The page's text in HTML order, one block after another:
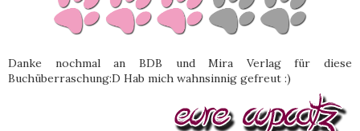
Danke nochmal an BDB und Mira Verlag für diese
Buchüberraschung:D Hab mich wahnsinnig gefreut :)